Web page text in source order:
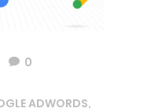
0
ADWORDS,